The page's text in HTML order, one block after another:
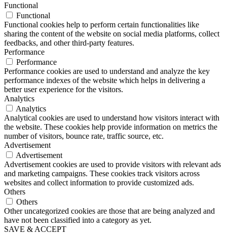
Functional
Functional
Functional cookies help to perform certain functionalities like
sharing the content of the website on social media platforms, collect
feedbacks, and other third-party features.
Performance
Performance
Performance cookies are used to understand and analyze the key
performance indexes of the website which helps in delivering a
better user experience for the visitors.
Analytics
Analytics
Analytical cookies are used to understand how visitors interact with
the website. These cookies help provide information on metrics the
number of visitors, bounce rate, traffic source, etc.
Advertisement
Advertisement
Advertisement cookies are used to provide visitors with relevant ads
and marketing campaigns. These cookies track visitors across
websites and collect information to provide customized ads.
Others
Others
Other uncategorized cookies are those that are being analyzed and
have not been classified into a category as yet.
SAVE & ACCEPT